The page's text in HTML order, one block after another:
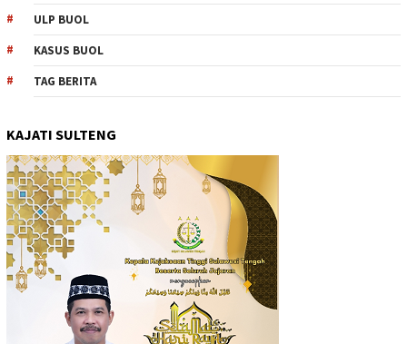
ULP BUOL
KASUS BUOL
TAG BERITA
KAJATI SULTENG